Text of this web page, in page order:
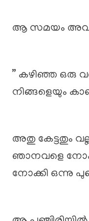
ആ സമയം
” കഴിഞ്ഞ ഒരു
നിങ്ങളെയും
അതു കേട്ടതും
ഞാനവളെ
നോക്കി ഒന്നു